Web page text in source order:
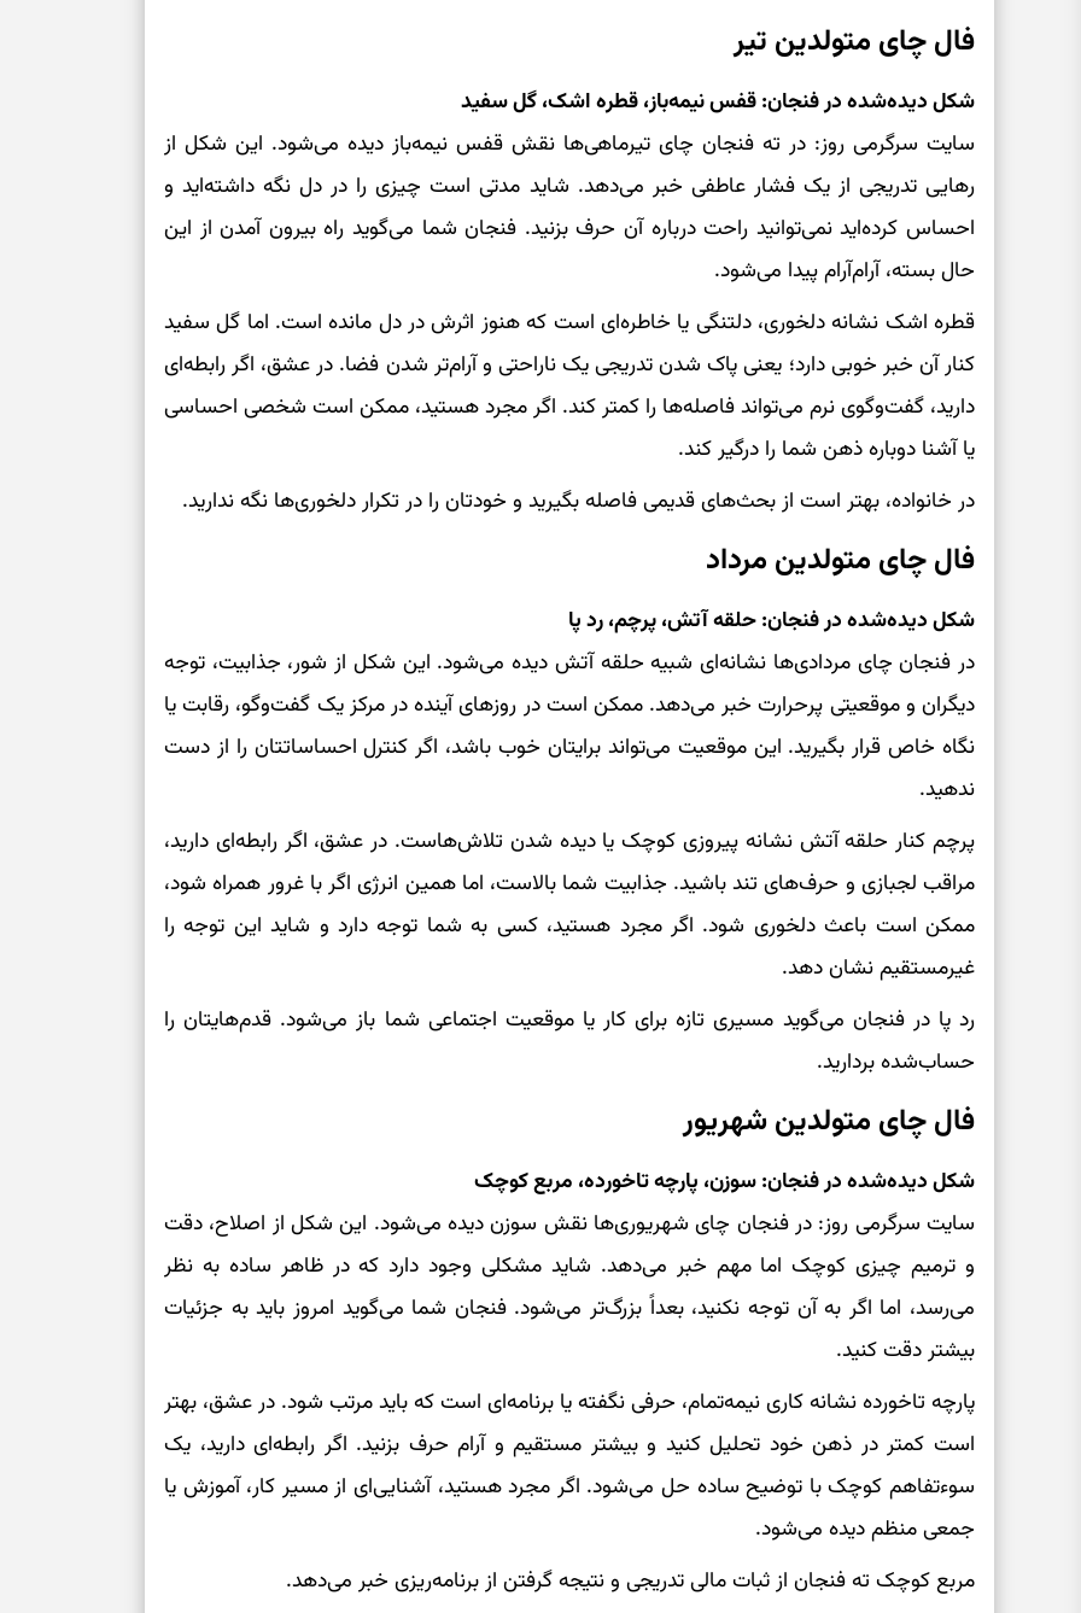
فال چای متولدین تیر
شکل دیده‌شده در فنجان: قفس نیمه‌باز، قطره اشک، گل سفید
سایت سرگرمی روز: در ته فنجان چای تیرماهی‌ها نقش قفس نیمه‌باز دیده می‌شود. این شکل از
رهایی تدریجی از یک فشار عاطفی خبر می‌دهد. شاید مدتی است چیزی را در دل نگه داشته‌اید و
احساس کرده‌اید نمی‌توانید راحت درباره آن حرف بزنید. فنجان شما می‌گوید راه بیرون آمدن از این
حال بسته، آرام‌آرام پیدا می‌شود.
قطره اشک نشانه دلخوری، دلتنگی یا خاطره‌ای است که هنوز اثرش در دل مانده است. اما گل سفید
کنار آن خبر خوبی دارد؛ یعنی پاک شدن تدریجی یک ناراحتی و آرام‌تر شدن فضا. در عشق، اگر رابطه‌ای
دارید، گفت‌وگوی نرم می‌تواند فاصله‌ها را کمتر کند. اگر مجرد هستید، ممکن است شخصی احساسی
یا آشنا دوباره ذهن شما را درگیر کند.
در خانواده، بهتر است از بحث‌های قدیمی فاصله بگیرید و خودتان را در تکرار دلخوری‌ها نگه ندارید.
فال چای متولدین مرداد
شکل دیده‌شده در فنجان: حلقه آتش، پرچم، رد پا
در فنجان چای مردادی‌ها نشانه‌ای شبیه حلقه آتش دیده می‌شود. این شکل از شور، جذابیت، توجه
دیگران و موقعیتی پرحرارت خبر می‌دهد. ممکن است در روزهای آینده در مرکز یک گفت‌وگو، رقابت یا
نگاه خاص قرار بگیرید. این موقعیت می‌تواند برایتان خوب باشد، اگر کنترل احساساتتان را از دست
ندهید.
پرچم کنار حلقه آتش نشانه پیروزی کوچک یا دیده شدن تلاش‌هاست. در عشق، اگر رابطه‌ای دارید،
مراقب لجبازی و حرف‌های تند باشید. جذابیت شما بالاست، اما همین انرژی اگر با غرور همراه شود،
ممکن است باعث دلخوری شود. اگر مجرد هستید، کسی به شما توجه دارد و شاید این توجه را
غیرمستقیم نشان دهد.
رد پا در فنجان می‌گوید مسیری تازه برای کار یا موقعیت اجتماعی شما باز می‌شود. قدم‌هایتان را
حساب‌شده بردارید.
فال چای متولدین شهریور
شکل دیده‌شده در فنجان: سوزن، پارچه تاخورده، مربع کوچک
سایت سرگرمی روز: در فنجان چای شهریوری‌ها نقش سوزن دیده می‌شود. این شکل از اصلاح، دقت
و ترمیم چیزی کوچک اما مهم خبر می‌دهد. شاید مشکلی وجود دارد که در ظاهر ساده به نظر
می‌رسد، اما اگر به آن توجه نکنید، بعداً بزرگ‌تر می‌شود. فنجان شما می‌گوید امروز باید به جزئیات
بیشتر دقت کنید.
پارچه تاخورده نشانه کاری نیمه‌تمام، حرفی نگفته یا برنامه‌ای است که باید مرتب شود. در عشق، بهتر
است کمتر در ذهن خود تحلیل کنید و بیشتر مستقیم و آرام حرف بزنید. اگر رابطه‌ای دارید، یک
سوءتفاهم کوچک با توضیح ساده حل می‌شود. اگر مجرد هستید، آشنایی‌ای از مسیر کار، آموزش یا
جمعی منظم دیده می‌شود.
مربع کوچک ته فنجان از ثبات مالی تدریجی و نتیجه گرفتن از برنامه‌ریزی خبر می‌دهد.